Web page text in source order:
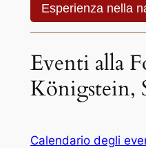
Esperienza nella
Eventi alla
Königstein,
Calendario degli